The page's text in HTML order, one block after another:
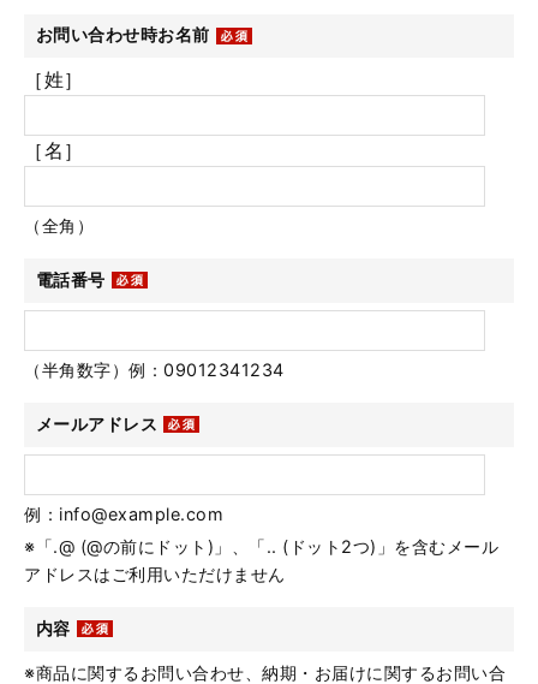
お問い合わせ時お名前
［姓］
［名］
（全角）
電話番号
（半角数字）例：09012341234
メールアドレス
例：info@example.com
※「.@ (@の前にドット)」、「.. (ドット2つ)」を含むメール
アドレスはご利用いただけません
内容
※商品に関するお問い合わせ、納期・お届けに関するお問い合